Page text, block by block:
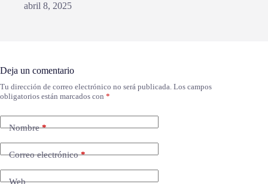
abril 8, 2025
Deja un comentario
Tu dirección de correo electrónico no será publicada. Los campos
obligatorios están marcados con *
Nombre*
Correo electrónico*
Web